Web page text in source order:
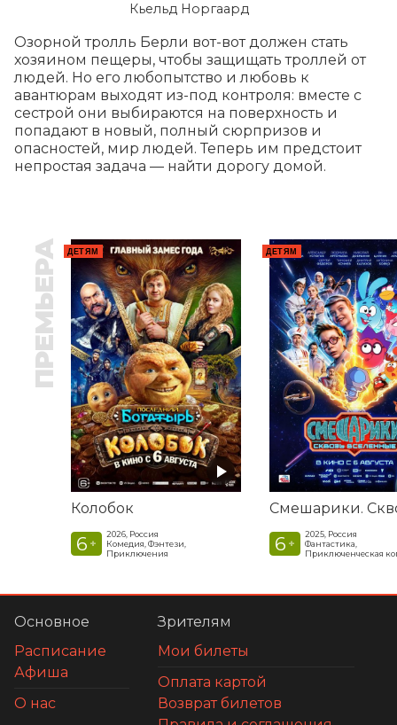
Кьельд Норгаард
Озорной тролль Берли вот-вот должен стать
хозяином пещеры, чтобы защищать троллей от
людей. Но его любопытство и любовь к
авантюрам выходят из-под контроля: вместе с
сестрой они выбираются на поверхность и
попадают в новый, полный сюрпризов и
опасностей, мир людей. Теперь им предстоит
непростая задача — найти дорогу домой.
ПРЕМЬЕРА ДЕТЯМ
Колобок
6 +
2026, Россия
Комедия, Фэнтези,
Приключения
ДЕТЯМ
6 +
2025, Россия
Фантастика,
Приключенческая
Основное
Расписание
Афиша
О нас
Зрителям
Мои билеты
Оплата картой
Возврат билетов